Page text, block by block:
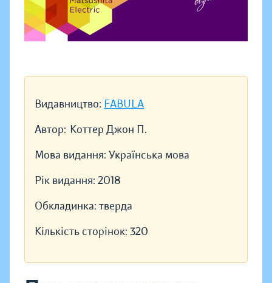
Видавництво: FABULA
Автор: Коттер Джон П.
Мова видання: Українська мова
Рік видання: 2018
Обкладинка: тверда
Кількість сторінок: 320